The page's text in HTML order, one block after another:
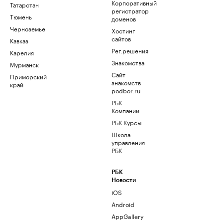
Татарстан
Тюмень
Черноземье
Кавказ
Карелия
Мурманск
Приморский
край
Корпоративный
регистратор
доменов
Хостинг
сайтов
Рег.решения
Знакомства
Сайт
знакомств
podbor.ru
РБК
Компании
РБК Курсы
Школа
управления
РБК
РБК
Новости
iOS
Android
AppGallery